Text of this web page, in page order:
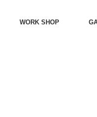
WORK SHOP